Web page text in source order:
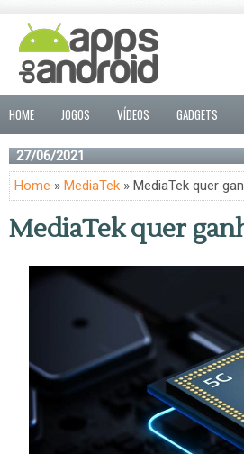
HOME JOGOS VÍDEOS GADGETS
27/06/2021
Home » MediaTek» MediaTek quer
MediaTek quer